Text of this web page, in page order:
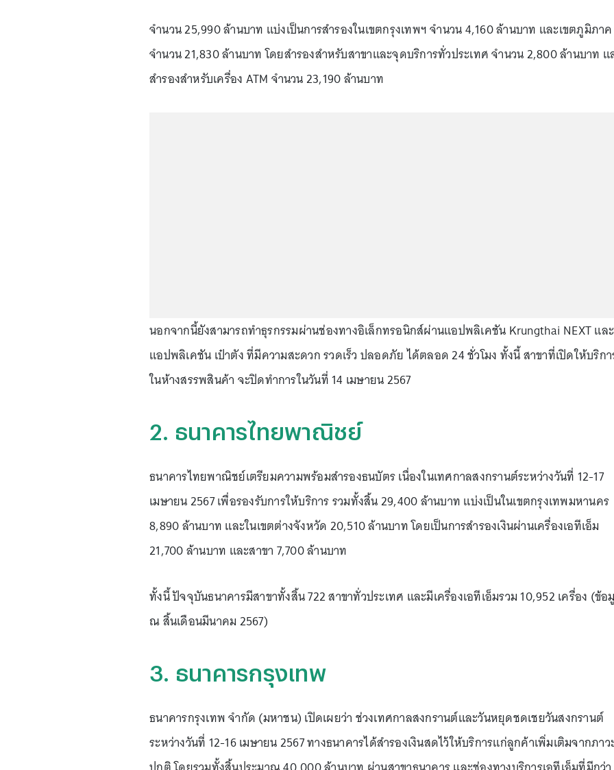
จำนวน 25,990 ล้านบาท แบ่งเป็นการสำรองในเขตกรุงเทพฯ จำนวน 4,160 ล้านบาท และเขตภูมิภาค
จำนวน 21,830 ล้านบาท โดยสำรองสำหรับสาขาและจุดบริการทั่วประเทศ จำนวน 2,800 ล้านบาท แ
สำรองสำหรับเครื่อง ATM จำนวน 23,190 ล้านบาท
นอกจากนี้ยังสามารถทำธุรกรรมผ่านช่องทางอิเล็กทรอนิกส์ผ่านแอปพลิเคชัน Krungthai NEXT และ
แอปพลิเคชัน เป๋าตัง ที่มีความสะดวก รวดเร็ว ปลอดภัย ได้ตลอด 24 ชั่วโมง ทั้งนี้ สาขาที่เปิดให้บริก
ในห้างสรรพสินค้า จะปิดทำการในวันที่ 14 เมษายน 2567
2. ธนาคารไทยพาณิชย์
ธนาคารไทยพาณิชย์เตรียมความพร้อมสำรองธนบัตร เนื่องในเทศกาลสงกรานต์ระหว่างวันที่ 12-17
เมษายน 2567 เพื่อรองรับการให้บริการ รวมทั้งสิ้น 29,400 ล้านบาท แบ่งเป็นในเขตกรุงเทพมหานคร
8,890 ล้านบาท และในเขตต่างจังหวัด 20,510 ล้านบาท โดยเป็นการสำรองเงินผ่านเครื่องเอทีเอ็ม
21,700 ล้านบาท และสาขา 7,700 ล้านบาท
ทั้งนี้ ปัจจุบันธนาคารมีสาขาทั้งสิ้น 722 สาขาทั่วประเทศ และมีเครื่องเอทีเอ็มรวม 10,952 เครื่อง (ข้อ
ณ สิ้นเดือนมีนาคม 2567)
3. ธนาคารกรุงเทพ
ธนาคารกรุงเทพ จำกัด (มหาชน) เปิดเผยว่า ช่วงเทศกาลสงกรานต์และวันหยุดชดเชยวันสงกรานต์
ระหว่างวันที่ 12-16 เมษายน 2567 ทางธนาคารได้สำรองเงินสดไว้ให้บริการแก่ลูกค้าเพิ่มเติมจากภาว